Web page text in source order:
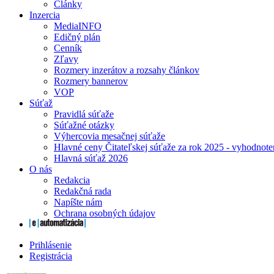
Články
Inzercia
MediaINFO
Edičný plán
Cenník
Zľavy
Rozmery inzerátov a rozsahy článkov
Rozmery bannerov
VOP
Súťaž
Pravidlá súťaže
Súťažné otázky
Výhercovia mesačnej súťaže
Hlavné ceny Čitateľskej súťaže za rok 2025 -
Hlavná súťaž 2026
O nás
Redakcia
Redakčná rada
Napíšte nám
Ochrana osobných údajov
Prihlásenie
Registrácia